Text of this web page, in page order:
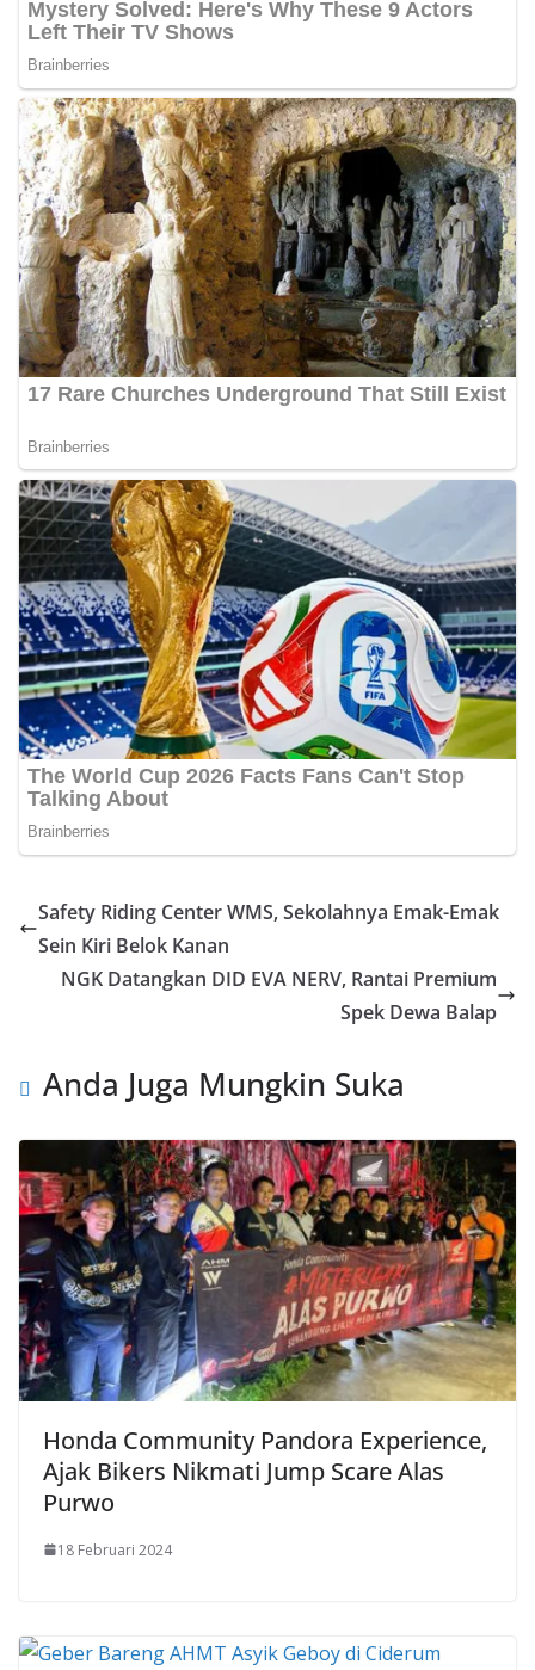
Safety Riding Center WMS, Sekolahnya Emak-Emak
Sein Kiri Belok Kanan
NGK Datangkan DID EVA NERV, Rantai Premium
Spek Dewa Balap
Anda Juga Mungkin Suka
Honda Community Pandora Experience,
Ajak Bikers Nikmati Jump Scare Alas
Purwo
18 Februari 2024